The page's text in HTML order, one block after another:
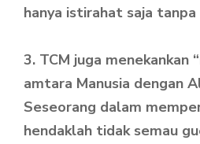
hanya istirahat saja
3. TCM juga menekankan
amtara Manusia dengan
Seseorang dalam
hendaklah tidak semau